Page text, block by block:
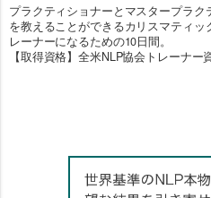
プラクティショナーとマスタープラ
を教えることができるカリスマティッ
レーナーになるための10日間。
【取得資格】全米NLP協会トレーナー